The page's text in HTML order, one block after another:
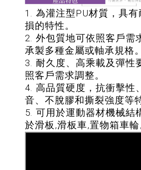
1. 為灌注型PU材質，具
損的特性。
2. 外包質地可依照客戶需
承製多種金屬或軸承規格。
3. 耐久度、高乘載及彈性
照客戶需求調整。
4. 高品質硬度，抗衝擊性
音、不脫膠和撕裂強度等
5. 可用於運動器材機械結
於滑板,滑板車,置物箱車輪